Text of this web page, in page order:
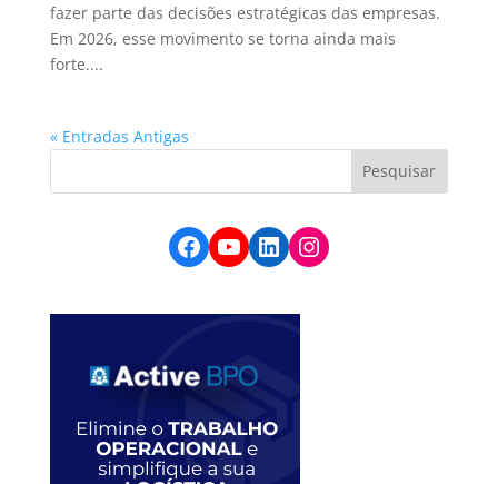
fazer parte das decisões estratégicas das empresas.
Em 2026, esse movimento se torna ainda mais
forte....
« Entradas Antigas
Facebook
YouTube
LinkedIn
Instagram